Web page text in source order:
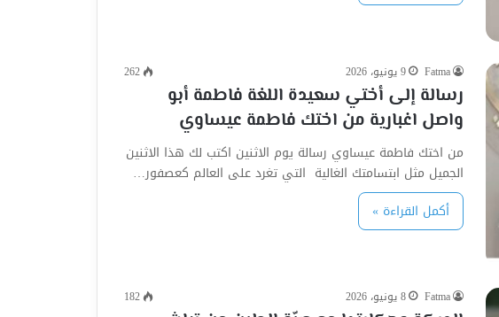
Fatma 9 يونيو، 2026 262
رسالة إلى أختي سعيدة اللغة فاطمة أبو
واصل اغبارية من اختك فاطمة عيساوي
من اختك فاطمة عيساوي رسالة يوم الاثنين اكتب لك هذا الاثنين
الجميل مثل ابتسامتك الغالية التي تغرد على العالم كعصفور…
أكمل القراءة »
Fatma 8 يونيو، 2026 182